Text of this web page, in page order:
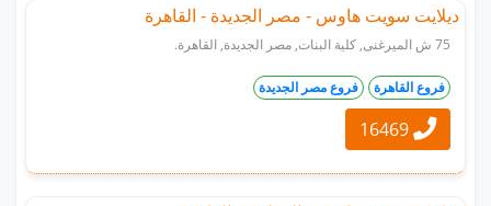
ديلايت سويت هاوس - مصر الجديدة - القاهرة
75 ش الميرغنى, كلية البنات, مصر الجديدة, القاهرة.
فروع القاهرة فروع مصر الجديدة